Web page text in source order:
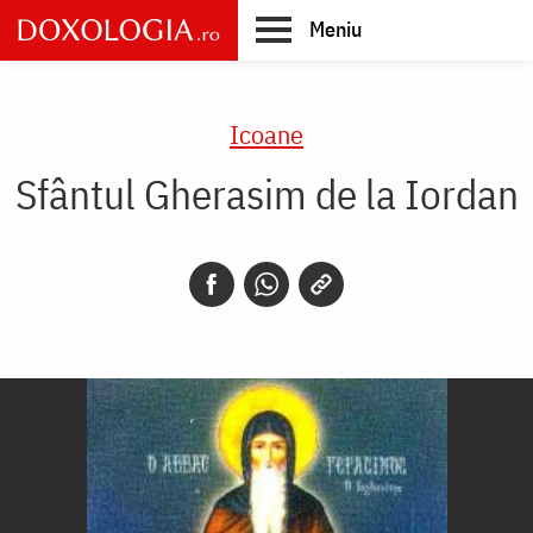
Skip
to
main
Meniu
Icoane
Sfântul Gherasim de la Iordan